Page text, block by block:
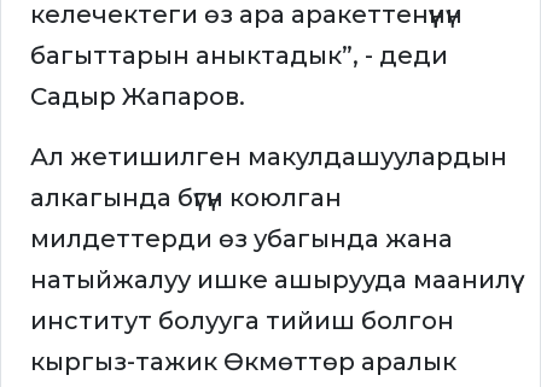
келечектеги өз ара аракеттенүүнүн
багыттарын аныктадык”, - деди
Садыр Жапаров.
Ал жетишилген макулдашуулардын
алкагында бүгүн коюлган
милдеттерди өз убагында жана
натыйжалуу ишке ашырууда маанилүү
институт болууга тийиш болгон
кыргыз-тажик Өкмөттөр аралык